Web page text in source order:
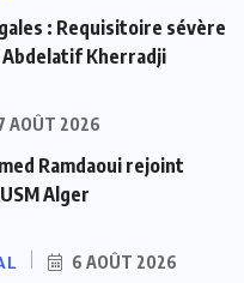
: Requisitoire sévère
Kherradji
AOÛT 2026
Ramdaoui rejoint
Alger
6 AOÛT 2026